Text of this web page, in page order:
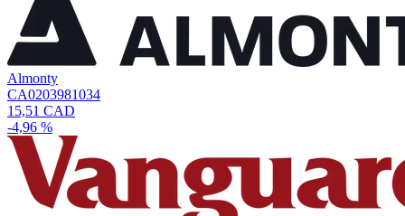
Almonty
CA0203981034
15,51 CAD
-4,96 %